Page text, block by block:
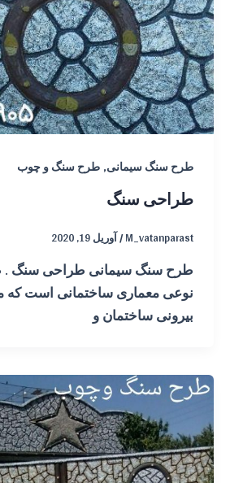
طرح سنگ سیمانی,طرح سنگ و چوب
طراحی سنگ
M_vatanparast
/آوریل 19, 2020
طرح سنگ سیمانی طراحی سنگ .
نوعی معماری ساختمانی است که
بیرونی ساختمان و